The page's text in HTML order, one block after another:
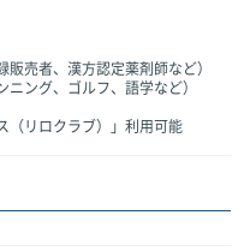
販売者、漢方認定薬剤師など）
ニング、ゴルフ、語学など）
（リロクラブ）」利用可能